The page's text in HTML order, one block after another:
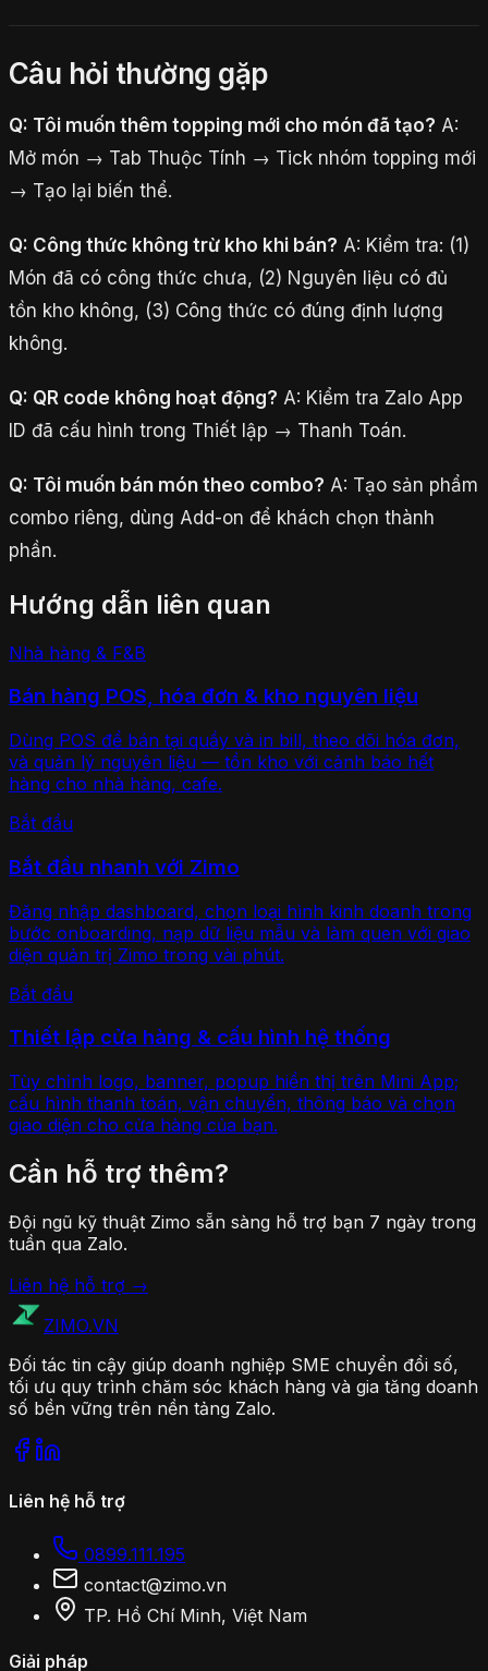
Câu hỏi thường gặp
Q: Tôi muốn thêm topping mới cho món đã tạo? A:
Mở món → Tab Thuộc Tính → Tick nhóm topping mới
→ Tạo lại biến thể.
Q: Công thức không trừ kho khi bán? A: Kiểm tra: (1)
Món đã có công thức chưa, (2) Nguyên liệu có đủ
tồn kho không, (3) Công thức có đúng định lượng
không.
Q: QR code không hoạt động? A: Kiểm tra Zalo App
ID đã cấu hình trong Thiết lập → Thanh Toán.
Q: Tôi muốn bán món theo combo? A: Tạo sản phẩm
combo riêng, dùng Add-on để khách chọn thành
phần.
Hướng dẫn liên quan
Nhà hàng & F&B
Bán hàng POS, hóa đơn & kho nguyên liệu
Dùng POS để bán tại quầy và in bill, theo dõi hóa đơn,
và quản lý nguyên liệu — tồn kho với cảnh báo hết
hàng cho nhà hàng, cafe.
Bắt đầu
Bắt đầu nhanh với Zimo
Đăng nhập dashboard, chọn loại hình kinh doanh trong
bước onboarding, nạp dữ liệu mẫu và làm quen với giao
diện quản trị Zimo trong vài phút.
Bắt đầu
Thiết lập cửa hàng & cấu hình hệ thống
Tùy chỉnh logo, banner, popup hiển thị trên Mini App;
cấu hình thanh toán, vận chuyển, thông báo và chọn
giao diện cho cửa hàng của bạn.
Cần hỗ trợ thêm?
Đội ngũ kỹ thuật Zimo sẵn sàng hỗ trợ bạn 7 ngày trong
tuần qua Zalo.
Liên hệ hỗ trợ →
ZIMO.VN
Đối tác tin cậy giúp doanh nghiệp SME chuyển đổi số,
tối ưu quy trình chăm sóc khách hàng và gia tăng doanh
số bền vững trên nền tảng Zalo.
Liên hệ hỗ trợ
0899.111.195
contact@zimo.vn
TP. Hồ Chí Minh, Việt Nam
Giải pháp